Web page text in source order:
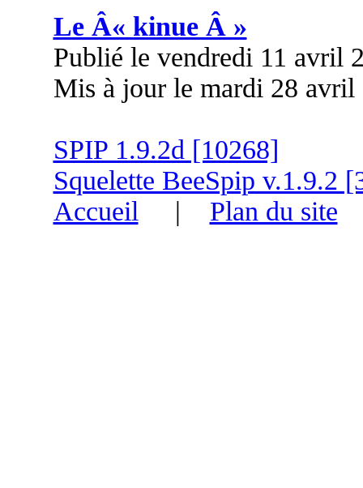
Le Â« kinue Â »
Publié le vendredi 11 avril
Mis à jour le mardi 28 avril
SPIP 1.9.2d [10268]
Squelette BeeSpip v.1.9.2
Accueil | Plan du site